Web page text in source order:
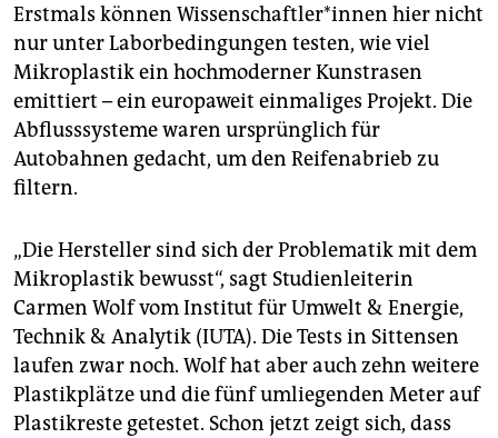
Erstmals können Wis­sen­schaft­le­r*in­nen hier nicht
nur unter Laborbedingungen testen, wie viel
Mikroplastik ein hochmoderner Kunstrasen
emittiert – ein europaweit einmaliges Projekt. Die
Abflusssysteme waren ursprünglich für
Autobahnen gedacht, um den Reifenabrieb zu
filtern.
„Die Hersteller sind sich der Problematik mit dem
Mikroplastik bewusst“, sagt Studienleiterin
Carmen Wolf vom Institut für Umwelt & Energie,
Technik & Analytik (IUTA). Die Tests in Sittensen
laufen zwar noch. Wolf hat aber auch zehn weitere
Plastikplätze und die fünf umliegenden Meter auf
Plastikreste getestet. Schon jetzt zeigt sich, dass